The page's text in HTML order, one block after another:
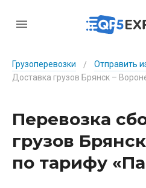
Грузоперевозки / Отправить
Перевозка
грузов
по тарифу